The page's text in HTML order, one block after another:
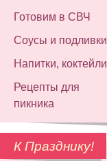
Готовим в СВЧ
Соусы и подливки
Напитки, коктейли
Рецепты для
пикника
К Празднику!